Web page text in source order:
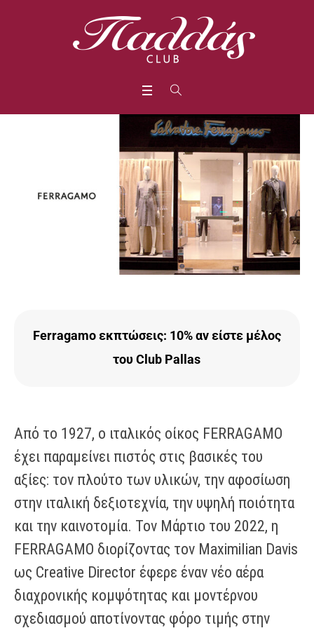
Ferragamo εκπτώσεις: 10% αν είστε μέλος
του Club Pallas
Aπό το 1927, ο ιταλικός οίκος FERRAGAMO
έχει παραμείνει πιστός στις βασικές του
αξίες: τον πλούτο των υλικών, την αφοσίωση
στην ιταλική δεξιοτεχνία, την υψηλή ποιότητα
και την καινοτομία. Τον Μάρτιο του 2022, η
FERRAGAMO διορίζοντας τον Maximilian Davis
ως Creative Director έφερε έναν νέο αέρα
διαχρονικής κομψότητας και μοντέρνου
σχεδιασμού αποτίνοντας φόρο τιμής στην